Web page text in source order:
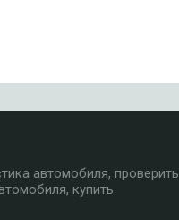
автомобиля, проверить
купить